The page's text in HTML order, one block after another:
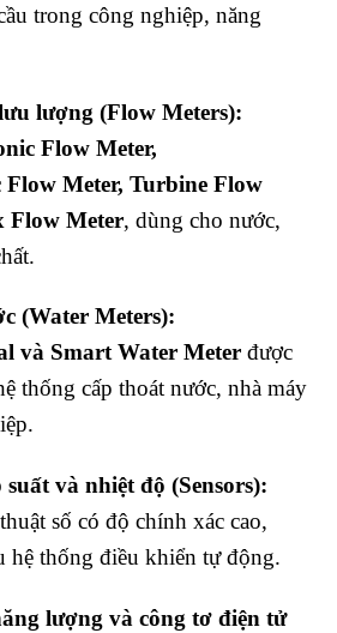
trong công nghiệp, năng
lượng (Flow Meters):
Flow Meter,
Flow Meter, Turbine Flow
Flow Meter, dùng cho nước,
(Water Meters):
và Smart Water Meterđược
thống cấp thoát nước, nhà máy
và nhiệt độ (Sensors):
số có độ chính xác cao,
hệ thống điều khiển tự động.
lượng và công tơ điện tử